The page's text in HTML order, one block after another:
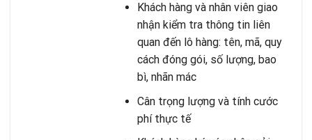
Khách hàng và nhân viên giao
nhận kiểm tra thông tin liên
quan đến lô hàng: tên, mã, quy
cách đóng gói, số lượng, bao
bì, nhãn mác
Cân trọng lượng và tính cước
phí thực tế